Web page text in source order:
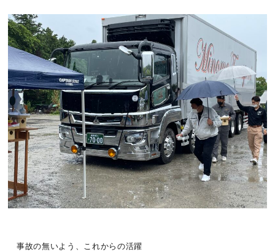
事故の無いよう、これからの活躍